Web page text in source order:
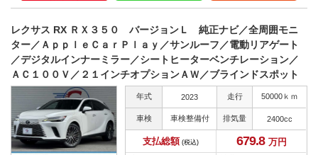
レクサス RX ＲＸ３５０ バージョンＬ 純正ナビ／全周囲モニ
ター／ＡｐｐｌｅＣａｒＰｌａｙ／サンルーフ／電動リアゲート
／デジタルインナーミラー／シートヒーターベンチレーション／
ＡＣ１００Ｖ／２１インチオプションＡＷ／ブラインドスポット
年式 2023 走行 50000ｋｍ
車検 車検整備付 排気量 2400cc
支払総額 (税込) 679.8 万円